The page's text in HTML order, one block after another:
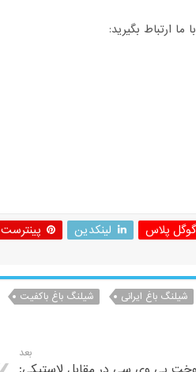
ارتباط بگیرید:
گوگل پلاس لینکدین پینترست
شیلنگ باغ ایرانی
شیلنگ باغ باکفیت
بعد